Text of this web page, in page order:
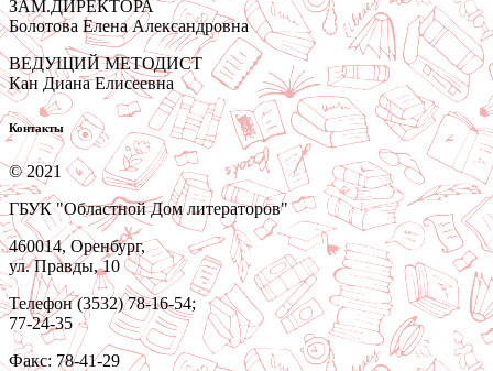
ЗАМ.ДИРЕКТОРА
Болотова Елена Александровна
ВЕДУЩИЙ МЕТОДИСТ
Кан Диана Елисеевна
Контакты
© 2021
ГБУК "Областной Дом литераторов"
460014, Оренбург,
ул. Правды, 10
Телефон (3532) 78-16-54;
77-24-35
Факс: 78-41-29